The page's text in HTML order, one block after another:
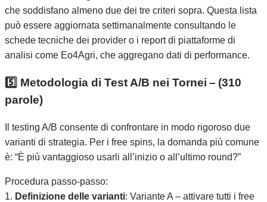
che soddisfano almeno due dei tre criteri sopra. Questa lista
può essere aggiornata settimanalmente consultando le
schede tecniche dei provider o i report di piattaforme di
analisi come Eo4Agri, che aggregano dati di performance.
5️⃣ Metodologia di Test A/B nei Tornei – (310
parole)
Il testing A/B consente di confrontare in modo rigoroso due
varianti di strategia. Per i free spins, la domanda più comune
è: “È più vantaggioso usarli all’inizio o all’ultimo round?”
Procedura passo‑passo:
1. Definizione delle varianti: Variante A – attivare tutti i free